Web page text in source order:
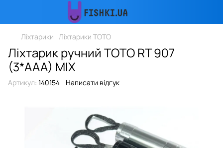
Ліхтарики Ліхтарики TOTO
Ліхтарик ручний TOTO RT 907
(3*AAA) MIX
Артикул: 140154 Написати відгук